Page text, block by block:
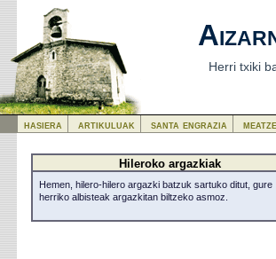
Herri txiki
Hileroko argazkiak
Hemen, hilero-hilero argazki batzuk sartuko ditut, gure
herriko albisteak argazkitan biltzeko asmoz.
hasiera artikuluak santa engrazia